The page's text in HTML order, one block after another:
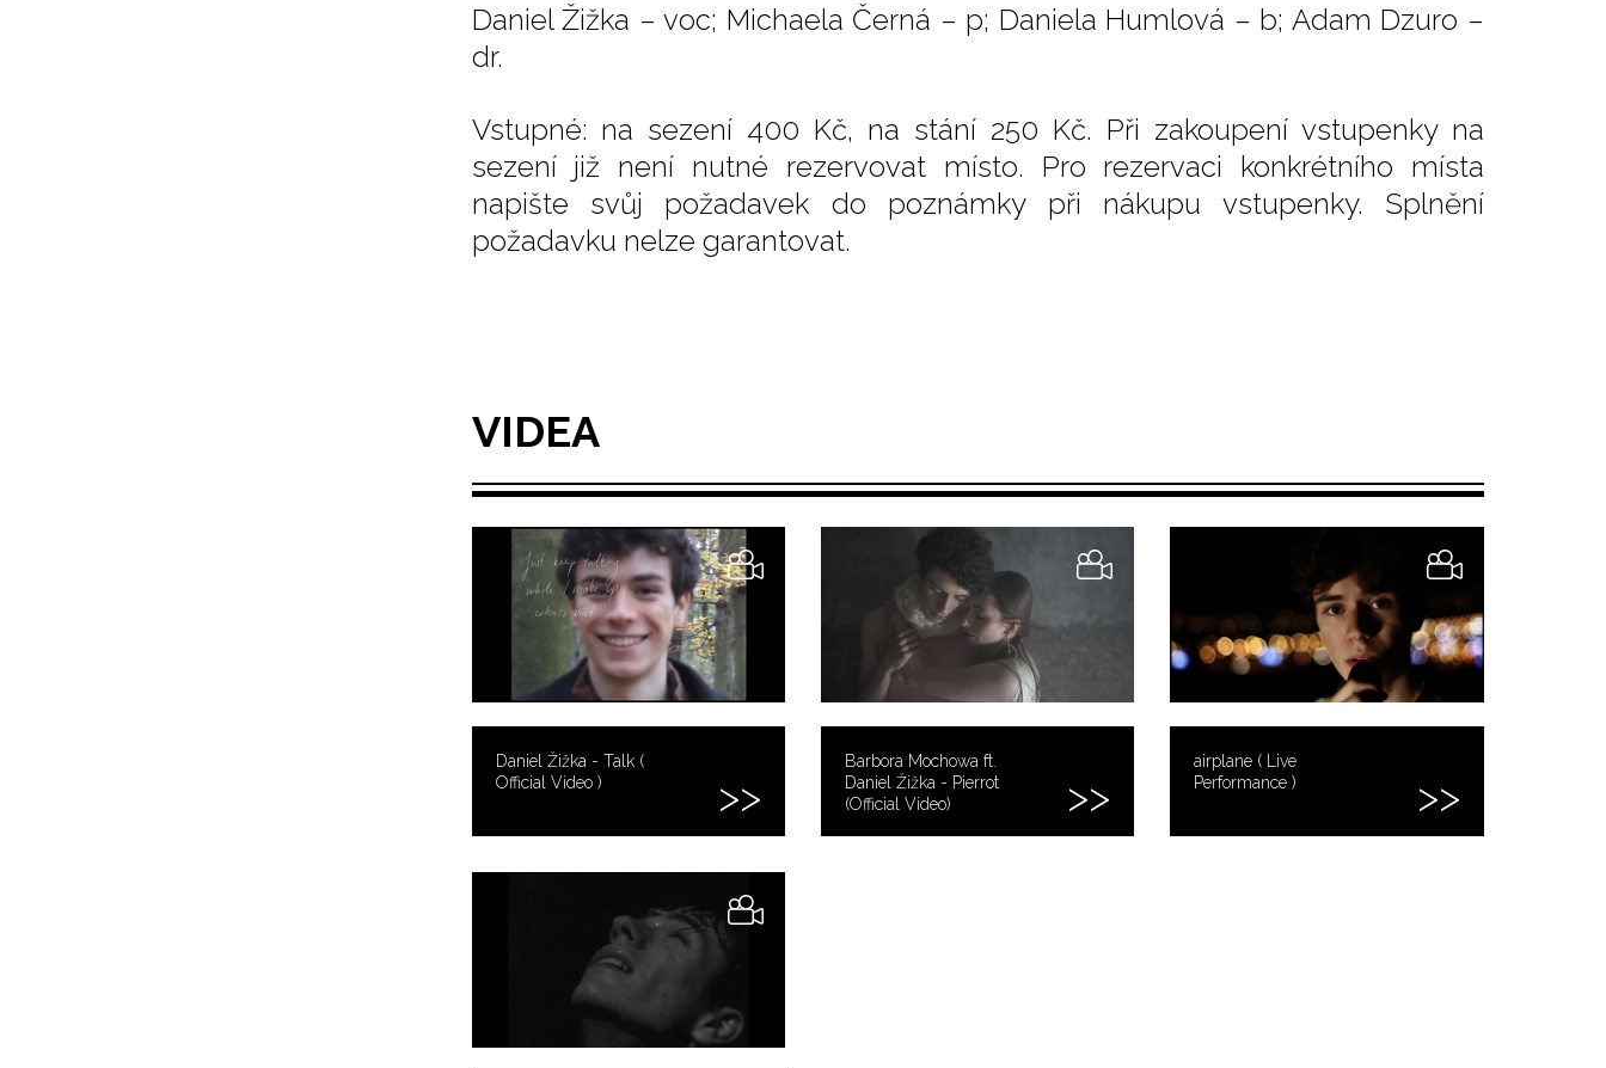
Daniel Žižka – voc; Michaela Černá – p; Daniela Humlová – b; Adam Dzuro –
dr.
Vstupné: na sezení 400 Kč, na stání 250 Kč. Při zakoupení vstupenky na
sezení již není nutné rezervovat místo. Pro rezervaci konkrétního místa
napište svůj požadavek do poznámky při nákupu vstupenky. Splnění
požadavku nelze garantovat.
VIDEA
Daniel Žižka - Talk (
Official Video )
Barbora Mochowa ft.
Daniel Žižka - Pierrot
(Official Video)
airplane ( Live
Performance )